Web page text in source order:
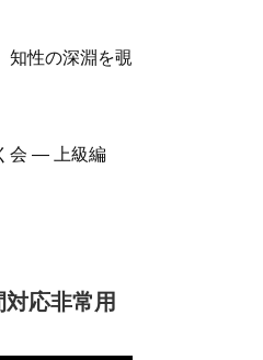
性の深淵を覗
会 — 上級編
応非常用